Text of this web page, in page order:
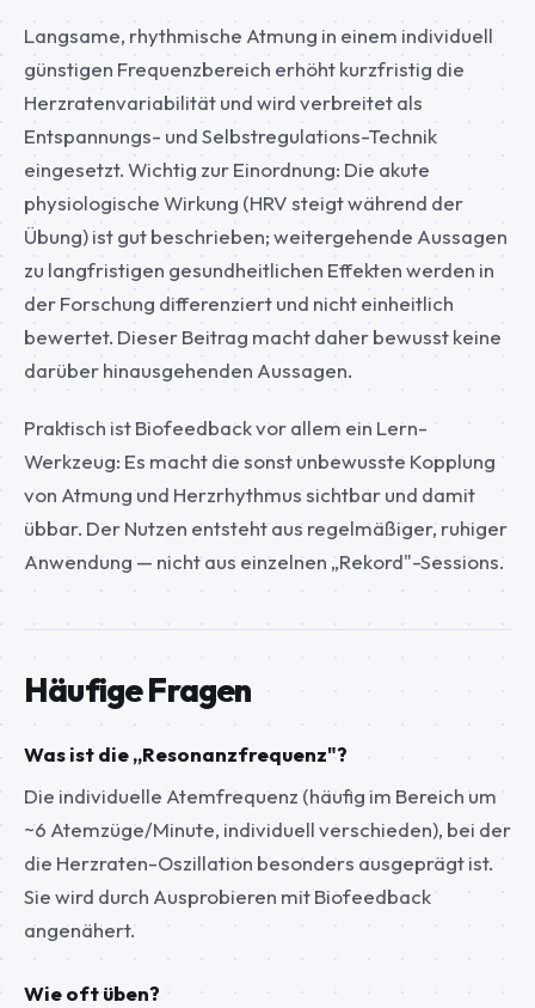
Langsame, rhythmische Atmung in einem individuell
günstigen Frequenzbereich erhöht kurzfristig die
Herzratenvariabilität und wird verbreitet als
Entspannungs- und Selbstregulations-Technik
eingesetzt. Wichtig zur Einordnung: Die akute
physiologische Wirkung (HRV steigt während der
Übung) ist gut beschrieben; weitergehende Aussagen
zu langfristigen gesundheitlichen Effekten werden in
der Forschung differenziert und nicht einheitlich
bewertet. Dieser Beitrag macht daher bewusst keine
darüber hinausgehenden Aussagen.
Praktisch ist Biofeedback vor allem ein Lern-
Werkzeug: Es macht die sonst unbewusste Kopplung
von Atmung und Herzrhythmus sichtbar und damit
übbar. Der Nutzen entsteht aus regelmäßiger, ruhiger
Anwendung — nicht aus einzelnen „Rekord"-Sessions.
Häufige Fragen
Was ist die „Resonanzfrequenz"?
Die individuelle Atemfrequenz (häufig im Bereich um
~6 Atemzüge/Minute, individuell verschieden), bei der
die Herzraten-Oszillation besonders ausgeprägt ist.
Sie wird durch Ausprobieren mit Biofeedback
angenähert.
Wie oft üben?